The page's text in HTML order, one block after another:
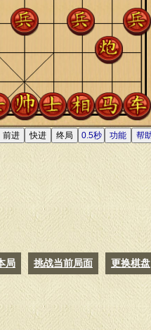
局 挑战当前局面 更换棋盘